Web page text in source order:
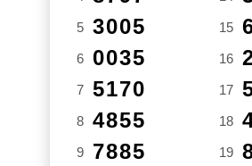
5 3005
6 0035
7 5170
8 4855
9 7885
15
16
17
18
19